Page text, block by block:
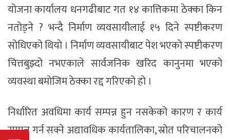
योजना कार्यालय धनगढीबाट गत १४ कात्तिकमा ठेक्का किन
नतोड्ने ? भन्दै निर्माण व्यवसायीलाई १५ दिने स्पष्टीकरण
सोधिएको थियो । निर्माण व्यवसायीबाट पेश भएको स्पष्टीकरण
चित्तबुझ्दो नभएकाले सार्वजनिक खरिद कानुनमा भएको
व्यवस्था बमोजिम ठेक्का रद्द गरिएको हो ।
निर्धारित अवधिमा कार्य सम्पन्न हुन नसकेको कारण र कार्य
सम्पन्न गर्न सक्ने अद्यावधिक कार्यतालिका, स्रोत परिचालनको